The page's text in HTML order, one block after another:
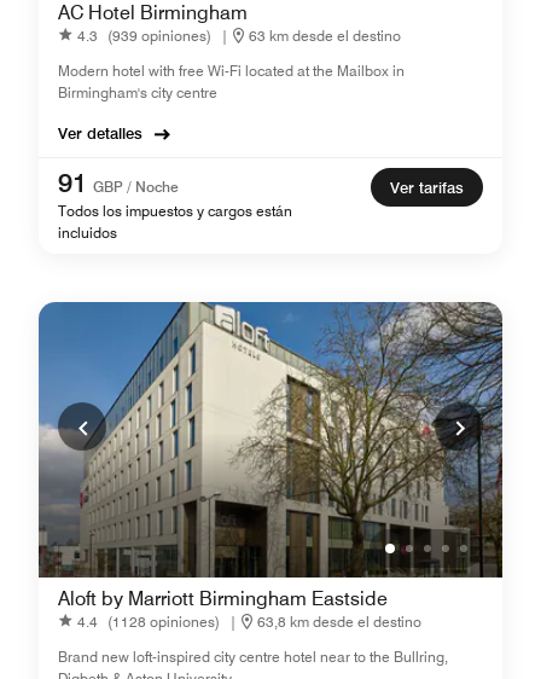
AC Hotel Birmingham
4.3 (939 opiniones) |
63 km desde el destino
Modern hotel with free Wi-Fi located at the Mailbox in
Birmingham's city centre
Ver detalles
91 GBP / Noche
Todos los impuestos y cargos están
incluidos
Ver tarifas
Aloft by Marriott Birmingham Eastside
4.4 (1128 opiniones) |
63,8 km desde el destino
Brand new loft-inspired city centre hotel near to the Bullring,